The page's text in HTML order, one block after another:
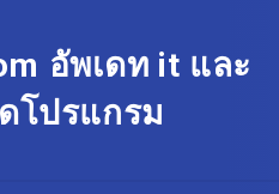
อัพเดท it และ
โปรแกรม